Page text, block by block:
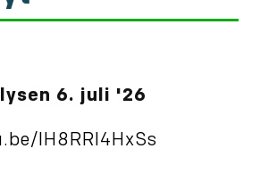
6. juli '26
IH8RRl4HxSs